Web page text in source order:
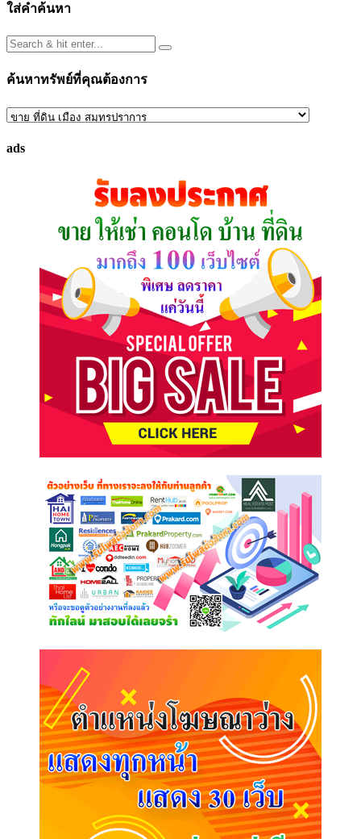
ใส่คำค้นหา
ค้นหาทรัพย์ที่คุณต้องการ
ค้นหา
ที่
ads